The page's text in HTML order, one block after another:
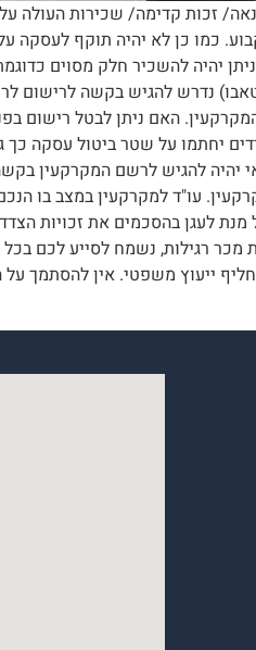
כמו כן לא יהיה תוקף לעסקה
יהיה להשכיר חלק מסוים
נדרש להגיש בקשה לרישום
האם ניתן לבטל רישום
יחתמו על שטר ביטול עסקה
להגיש לרשם המקרקעין
עו"ד למקרקעין במצב בו
לעגן בהסכמים את זכויות
הן מסובכות והן עסקאות מכר רגילות,
מקרה להחליף ייעוץ משפטי. אין